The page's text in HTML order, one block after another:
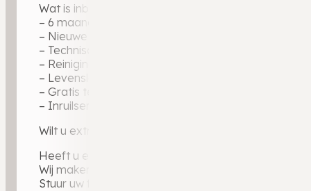
Wat is inbegrepen bij de aflevering?
– 6 maanden garantie op motor en versnellingsbak
– Nieuwe APK-keuring, zodat u direct de weg op
– Technische voertuigcheck voor optimale
– Reiniging binnen en buiten
– Levenslange garantie op geleverde tellerstand
– Gratis tenaamstelling
– Inruilservice bij overstap naar uw volgende auto
Wilt u extra zekerheid? Ons uitgebreide BOVAG-
Heeft u een auto in te ruilen?
Wij maken graag een vrijblijvende inruilwaarde voor
Stuur uw foto’s via WhatsApp naar 0546 – 721 024